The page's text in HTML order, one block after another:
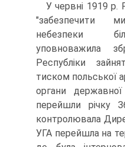
У червні 1919 р.
"забезпечити
небезпеки
уповноважила
Республіки
тиском польської
органи
перейшли річку
контролювала
УГА перейшла на